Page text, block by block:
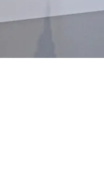
FOTO
CONCORSI